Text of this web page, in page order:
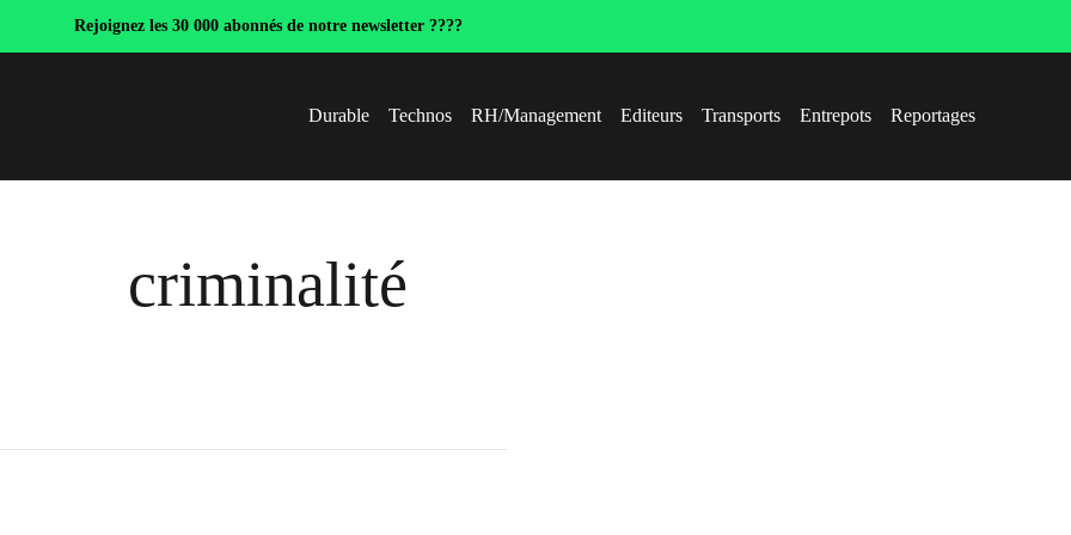
Rejoignez les 30 000 abonnés de notre newsletter ????
Durable Technos RH/Management Editeurs Transports Entrepots Reportages
criminalité